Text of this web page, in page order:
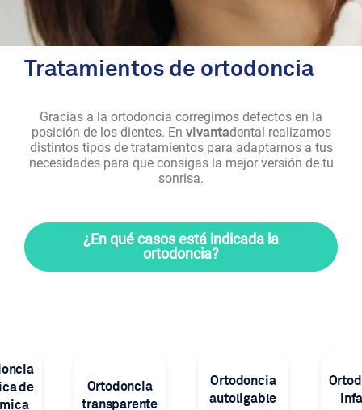
Tratamientos de ortodoncia
Gracias a la ortodoncia corregimos defectos en la
posición de los dientes. En vivantadental realizamos
distintos tipos de tratamientos para adaptarnos a tus
necesidades para que consigas la mejor versión de tu
sonrisa.
¿En qué casos está indicada la
ortodoncia?
de
Ortodoncia
transparente
Ortodoncia
autoligable